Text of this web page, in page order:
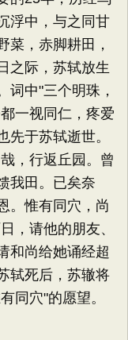
浮中，与之同甘
菜，赤脚耕田，
之际，苏轼放生
词中"三个明珠，
一视同仁，疼爱
于苏轼逝世。
，行返丘园。曾
我田。已矣奈
。惟有同穴，尚
，请他的朋友、
和尚给她诵经超
轼死后，苏辙将
同穴"的愿望。